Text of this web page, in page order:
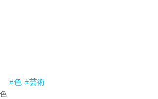
#色 #芸術
色